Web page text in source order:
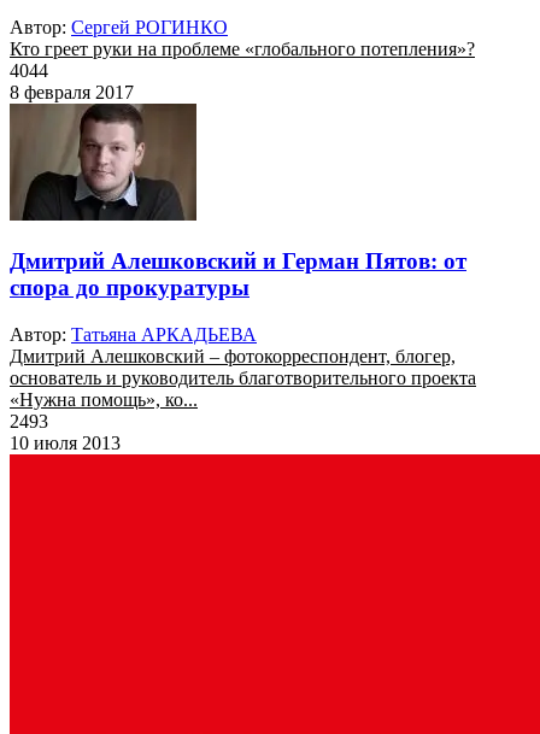
Автор: Сергей РОГИНКО
Кто греет руки на проблеме «глобального потепления»?
4044
8 февраля 2017
Дмитрий Алешковский и Герман Пятов: от
спора до прокуратуры
Автор: Татьяна АРКАДЬЕВА
Дмитрий Алешковский – фотокорреспондент, блогер,
основатель и руководитель благотворительного проекта
«Нужна помощь», ко...
2493
10 июля 2013